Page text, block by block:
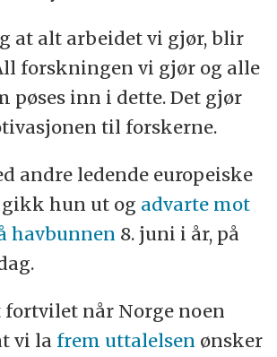
at alt arbeidet vi gjør, blir
forskningen vi gjør og alle
pøses inn i dette. Det gjør
til forskerne.
andre ledende europeiske
hun ut og advarte mot
havbunnen 8. juni i år, på
når Norge noen
vi la frem uttalelsen ønsker